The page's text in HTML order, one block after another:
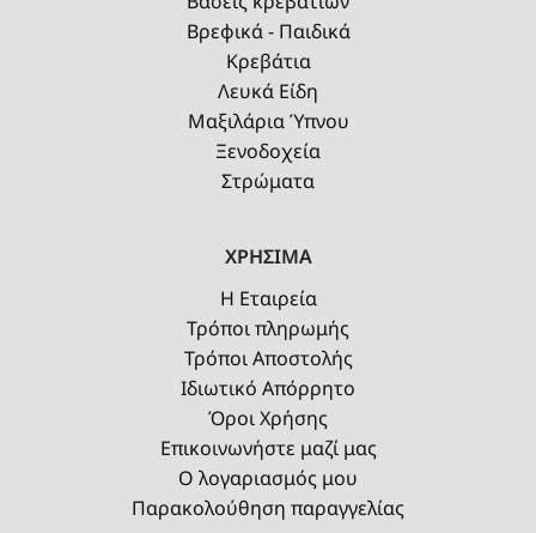
Βρεφικά - Παιδικά
Κρεβάτια
Λευκά Είδη
Μαξιλάρια Ύπνου
Ξενοδοχεία
Στρώματα
ΧΡΗΣΙΜΑ
Η Εταιρεία
Τρόποι πληρωμής
Τρόποι Αποστολής
Ιδιωτικό Απόρρητο
Όροι Χρήσης
Επικοινωνήστε μαζί μας
Ο λογαριασμός μου
Παρακολούθηση παραγγελίας